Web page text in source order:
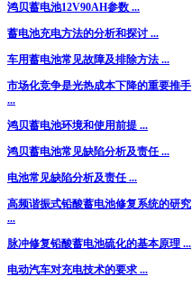
鸿贝蓄电池12V90AH参数 ...
蓄电池充电方法的分析和探讨 ...
车用蓄电池常见故障及排除方法 ...
市场化竞争是光热成本下降的重要推手
...
鸿贝蓄电池环境和使用前提 ...
鸿贝蓄电池常见缺陷分析及责任 ...
电池常见缺陷分析及责任 ...
高频谐振式铅酸蓄电池修复系统的研究
...
脉冲修复铅酸蓄电池硫化的基本原理 ...
电动汽车对充电技术的要求 ...